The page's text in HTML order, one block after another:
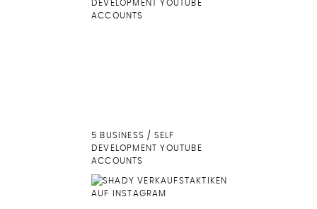
5 BUSINESS / SELF
DEVELOPMENT YOUTUBE
ACCOUNTS